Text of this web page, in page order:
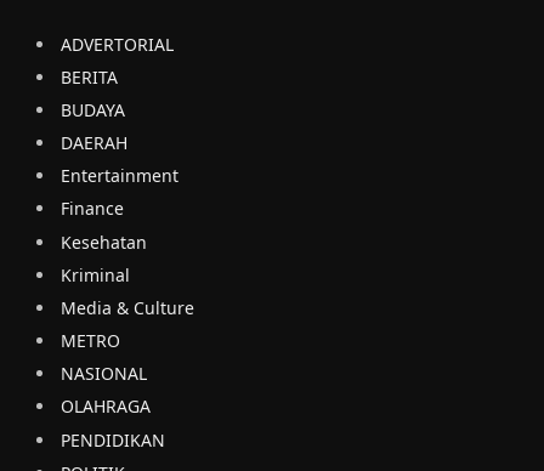
ADVERTORIAL
BERITA
BUDAYA
DAERAH
Entertainment
Finance
Kesehatan
Kriminal
Media & Culture
METRO
NASIONAL
OLAHRAGA
PENDIDIKAN